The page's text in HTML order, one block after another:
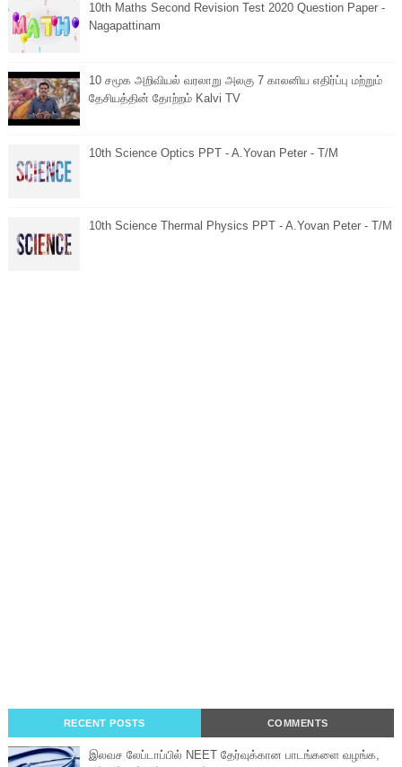
10th Maths Second Revision Test 2020 Question Paper -
Nagapattinam
10 சமூக அறிவியல் வரலாறு அலகு 7 காலனிய எதிர்ப்பு மற்றும்
தேசியத்தின் தோற்றம் Kalvi TV
10th Science Optics PPT - A.Yovan Peter - T/M
10th Science Thermal Physics PPT - A.Yovan Peter - T/M
RECENT POSTS COMMENTS
இலவச லேப்டாப்பில் NEET தேர்வுக்கான பாடங்களை வழங்க,